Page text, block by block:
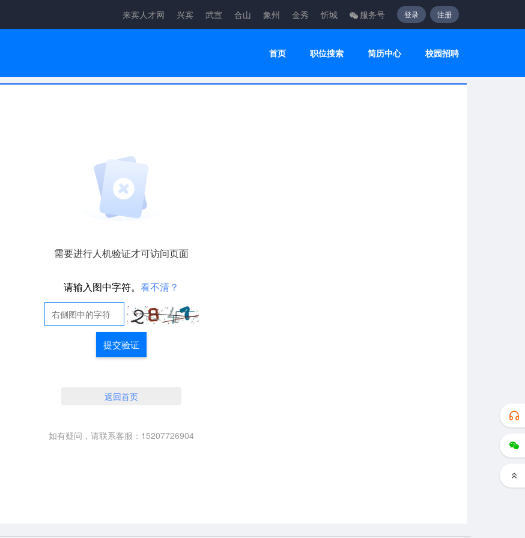
来宾人才网 兴宾 武宣 合山 象州 金秀 忻城 服务号 登录 注册
首页 职位搜索 简历中心 校园招聘
需要进行人机验证才可访问页面
请输入图中字符。 看不清？
提交验证
返回首页
如有疑问，请联系客服：15207726904